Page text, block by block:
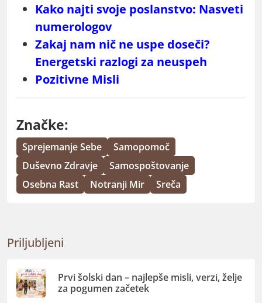
Kako najti svoje poslanstvo: Nasveti
numerologov
Zakaj nam nič ne uspe doseči?
Energetski razlogi za neuspeh
Pozitivne Misli
Značke:
Sprejemanje Sebe
Samopomoč
Duševno Zdravje
Samospoštovanje
Osebna Rast
Notranji Mir Sreča
Priljubljeni
Prvi šolski dan – najlepše misli, verzi, želje
za pogumen začetek